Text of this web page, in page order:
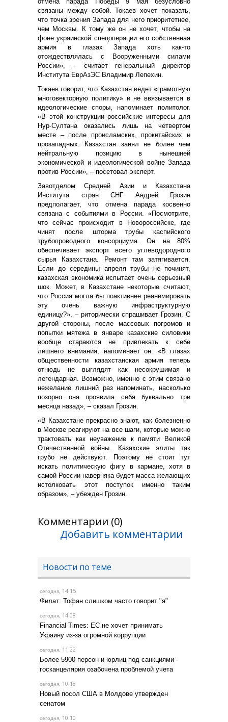
связаны между собой. Токаев хочет показать,
что точка зрения Запада для него приоритетнее,
чем Москвы. К тому же он не хочет, чтобы на
фоне украинской спецоперации его собственная
армия в глазах Запада хоть как-то
отождествлялась с Вооруженными силами
России», – считает генеральный директор
Института ЕврАзЭС Владимир Лепехин.
Токаев говорит, что Казахстан ведет «грамотную
многовекторную политику» и не ввязывается в
идеологические споры, напоминает политолог.
«В этой конструкции российские интересы для
Нур-Султана оказались лишь на четвертом
месте – после происламских, прокитайских и
прозападных. Казахстан занял не более чем
нейтральную позицию в нынешней
экономической и идеологической войне Запада
против России», – посетовал эксперт.
Завотделом Средней Азии и Казахстана
Института стран СНГ Андрей Грозин
предполагает, что отмена парада косвенно
связана с событиями в России. «Посмотрите,
что сейчас происходит в Новороссийске, где
чинят после шторма трубы каспийского
трубопроводного консорциума. Он на 80%
обеспечивает экспорт всего углеводородного
сырья Казахстана. Ремонт там затягивается.
Если до середины апреля трубы не починят,
казахская экономика испытает очень серьезный
шок. Может, в Казахстане некоторые считают,
что Россия могла бы поактивнее реанимировать
эту очень важную инфраструктурную
единицу?», – риторически спрашивает Грозин. С
другой стороны, после массовых погромов и
попытки мятежа в январе казахские силовики
вообще стараются не привлекать к себе
лишнего внимания, напоминает он. «В глазах
общественности казахстанская армия теперь
отнюдь не выглядят как несокрушимая и
легендарная. Возможно, именно с этим связано
нежелание лишний раз напоминать, насколько
позорно она проявила себя буквально три
месяца назад», – сказал Грозин.
«В Казахстане прекрасно знают, как болезненно
в Москве реагируют на все шаги, которые можно
трактовать как неуважение к памяти Великой
Отечественной войны. Казахские элиты так
грубо не действуют. Поэтому не стоит тут
искать политическую фигу в кармане, хотя в
самой России наверняка будет масса желающих
истолковать этот поступок именно таким
образом», – убежден Грозин.
Комментарии (0)
Добавить комментарии
Новости по теме
сегодня, 14:15
Филат: Тофан слишком часто говорит "я"
сегодня, 14:08
Financial Times: ЕС не хочет принимать
Украину из-за огромной коррупции
сегодня, 11:22
Более 5900 персон и юрлиц под санкциями -
госканцелярия озабочена проблемой учета
сегодня, 10:18
Новый посол США в Молдове утвержден
сенатом
сегодня, 10:10